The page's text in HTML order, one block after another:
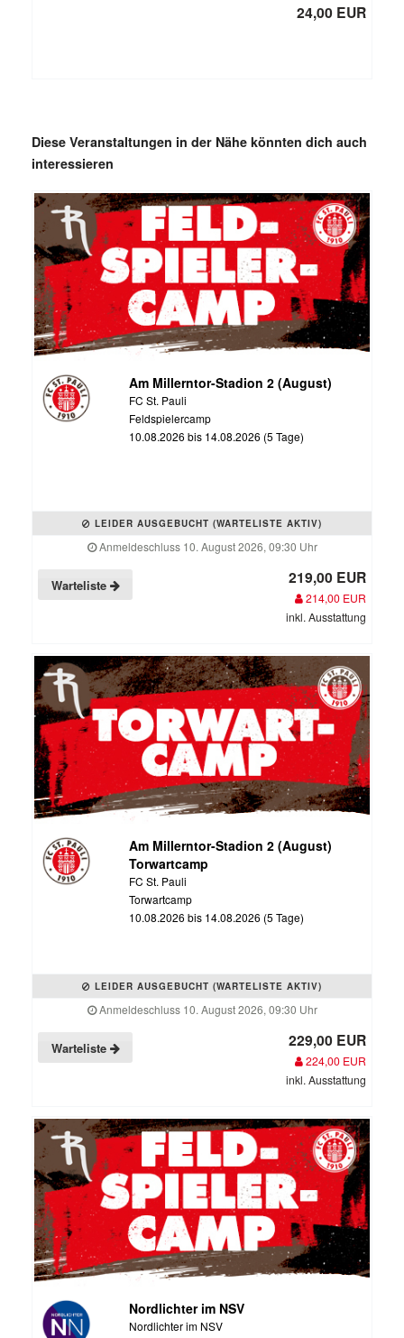
24,00 EUR
Diese Veranstaltungen in der Nähe könnten dich auch
interessieren
Am Millerntor-Stadion 2 (August)
FC St. Pauli
Feldspielercamp
10.08.2026 bis 14.08.2026 (5 Tage)
LEIDER AUSGEBUCHT (WARTELISTE AKTIV)
Anmeldeschluss 10. August 2026, 09:30 Uhr
Warteliste 219,00 EUR
214,00 EUR
inkl. Ausstattung
Am Millerntor-Stadion 2 (August)
Torwartcamp
FC St. Pauli
Torwartcamp
10.08.2026 bis 14.08.2026 (5 Tage)
LEIDER AUSGEBUCHT (WARTELISTE AKTIV)
Anmeldeschluss 10. August 2026, 09:30 Uhr
Warteliste 229,00 EUR
224,00 EUR
inkl. Ausstattung
Nordlichter im NSV
Nordlichter im NSV